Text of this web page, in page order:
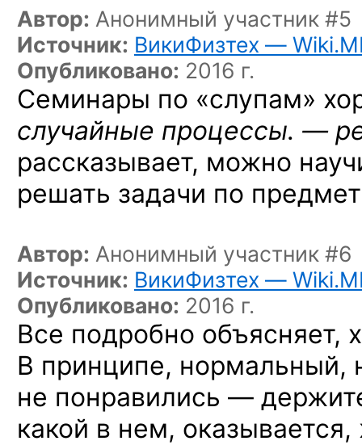
Автор: Анонимный участник #5
Источник: ВикиФизтех —
Опубликовано: 2016 г.
Семинары по «слупам»
случайные процессы. —
рассказывает, можно
решать задачи по
Автор: Анонимный участник #6
Источник: ВикиФизтех —
Опубликовано: 2016 г.
Все подробно объясняет,
В принципе, нормальный,
не понравились —
какой в нем,